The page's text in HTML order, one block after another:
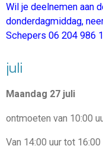
Wil je deelnemen aan
donderdagmiddag,
Schepers 06 204 986
juli
Maandag 27 juli
ontmoeten van 10:00
Van 14:00 uur tot 16:00